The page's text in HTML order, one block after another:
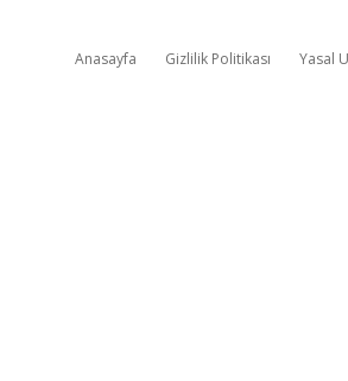
Anasayfa Gizlilik Politikası Yasal